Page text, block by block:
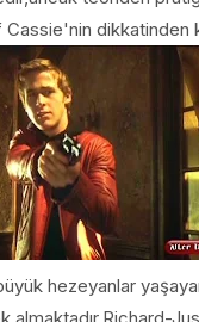
dikkatinden
hezeyanlar